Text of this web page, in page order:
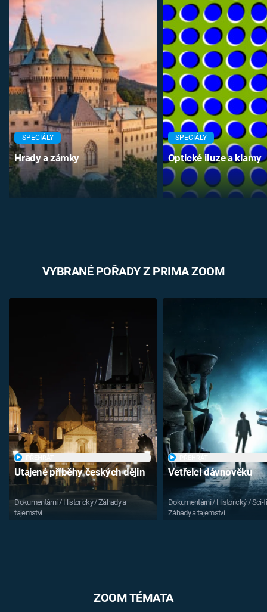
SPECIÁLY
Hrady a zámky
SPECIÁLY
Optické iluze a klamy
VYBRANÉ POŘADY Z PRIMA ZOOM
Utajené příběhy českých dějin
Dokumentární / Historický / Záhady a
tajemství
Vetřelci dávnověku
Dokumentární / Historický / Sci-
Záhady a tajemství
ZOOM TÉMATA